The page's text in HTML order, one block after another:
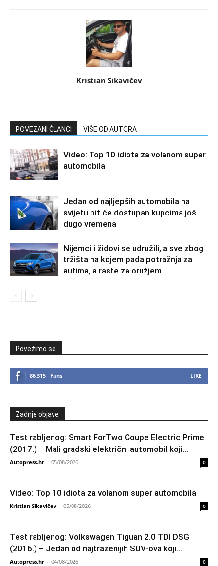
Kristian Sikavičev
POVEZANI ČLANCI VIŠE OD AUTORA
Video: Top 10 idiota za volanom super
automobila
Jedan od najljepših automobila na
svijetu bit će dostupan kupcima još
dugo vremena
Nijemci i židovi se udružili, a sve zbog
tržišta na kojem pada potražnja za
autima, a raste za oružjem
Povežimo se
86,315 Fans LIKE
Zadnje objave
Test rabljenog: Smart ForTwo Coupe Electric Prime
(2017.) – Mali gradski električni automobil koji...
Autopress.hr - 05/08/2026 0
Video: Top 10 idiota za volanom super automobila
Kristian Sikavičev - 05/08/2026 0
Test rabljenog: Volkswagen Tiguan 2.0 TDI DSG
(2016.) – Jedan od najtraženijih SUV-ova koji...
Autopress.hr - 04/08/2026 0